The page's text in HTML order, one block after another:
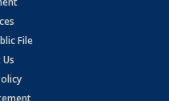
File